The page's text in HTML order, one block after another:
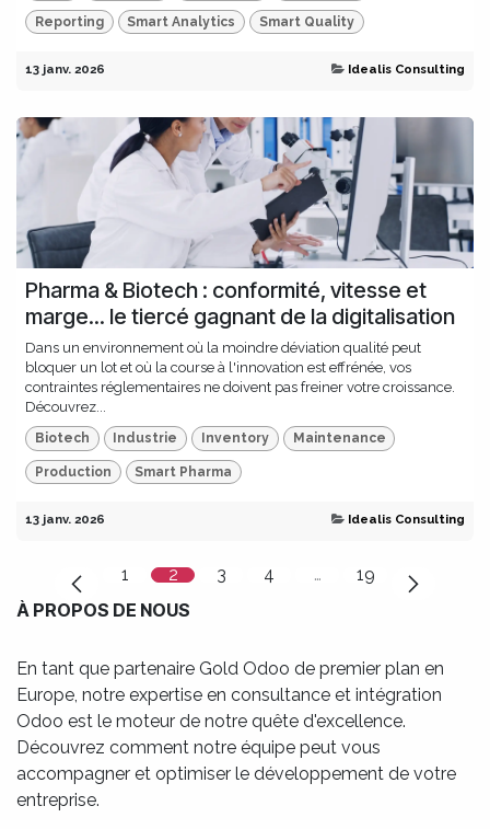
Reporting Smart Analytics Smart Quality
13 janv. 2026 Idealis Consulting
Pharma & Biotech : conformité, vitesse et
marge... le tiercé gagnant de la digitalisation
Dans un environnement où la moindre déviation qualité peut
bloquer un lot et où la course à l'innovation est effrénée, vos
contraintes réglementaires ne doivent pas freiner votre croissance.
Découvrez...
Biotech Industrie Inventory Maintenance
Production Smart Pharma
13 janv. 2026 Idealis Consulting
1 2 3 4 … 19
À PROPOS DE NOUS
En tant que partenaire Gold Odoo de premier plan en
Europe, notre expertise en consultance et intégration
Odoo est le moteur de notre quête d'excellence.
Découvrez comment notre équipe peut vous
accompagner et optimiser le développement de votre
entreprise.